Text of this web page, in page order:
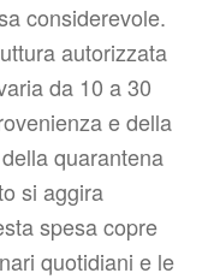
considerevole.
autorizzata
da 10 a 30
e della
quarantena
si aggira
spesa copre
quotidiani e le